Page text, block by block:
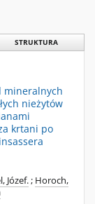
STRUKTURA
mineralnych
nieżytów
krtani po
Józef.; Horoch,